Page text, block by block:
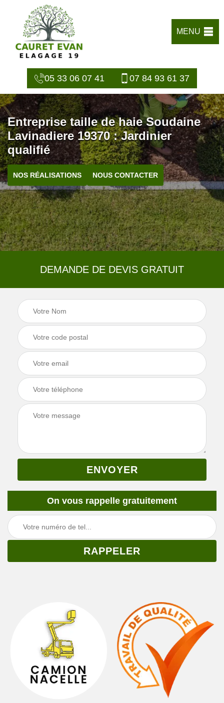
MENU
05 33 06 07 41 07 84 93 61 37
Entreprise taille de haie Soudaine
Lavinadiere 19370 : Jardinier
qualifié
NOS RÉALISATIONS NOUS CONTACTER
DEMANDE DE DEVIS GRATUIT
On vous rappelle gratuitement